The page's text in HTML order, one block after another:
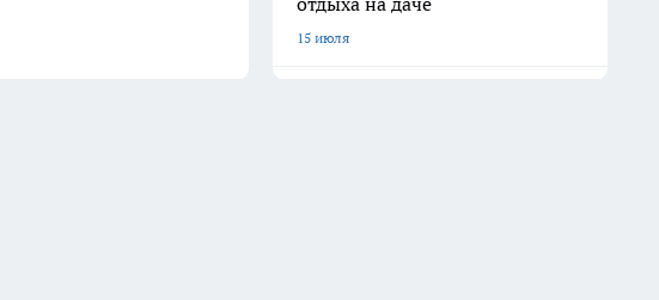
15 июля